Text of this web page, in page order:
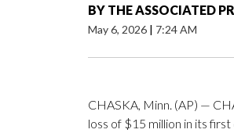
BY THE ASSOCIATED
May 6, 2026 | 7:24 AM
CHASKA, Minn. (AP) —
loss of $15 million in its